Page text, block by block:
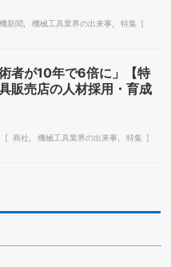
新聞 機械工具業界の出来事 特集
者が10年で6倍に」【特
販売店の人材採用・育成
商社 機械工具業界の出来事 特集